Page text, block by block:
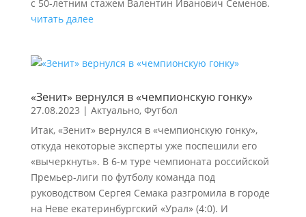
с 50-летним стажем Валентин Иванович Семенов.
читать далее
«Зенит» вернулся в «чемпионскую гонку»
27.08.2023 | Актуально, Футбол
Итак, «Зенит» вернулся в «чемпионскую гонку»,
откуда некоторые эксперты уже поспешили его
«вычеркнуть». В 6-м туре чемпионата российской
Премьер-лиги по футболу команда под
руководством Сергея Семака разгромила в городе
на Неве екатеринбургский «Урал» (4:0). И